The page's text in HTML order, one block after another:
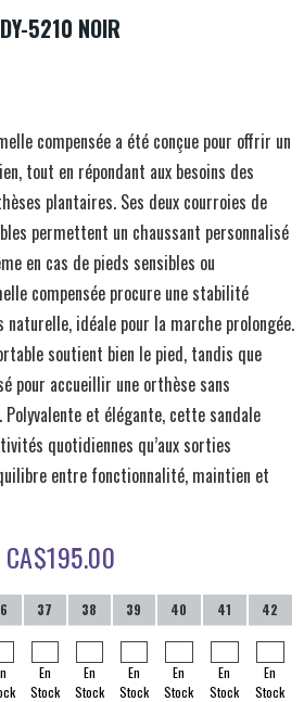
DY-5210 NOIR
compensée a été conçue pour offrir un
tout en répondant aux besoins des
plantaires. Ses deux courroies de
permettent un chaussant personnalisé
en cas de pieds sensibles ou
compensée procure une stabilité
naturelle, idéale pour la marche prolongée.
soutient bien le pied, tandis que
pour accueillir une orthèse sans
et élégante, cette sandale
quotidiennes qu’aux sorties
entre fonctionnalité, maintien et
CA$195.00
37 38 39 40 41
42
En
Stock
En
Stock
En
Stock
En
Stock
En
Stock
En
Stock